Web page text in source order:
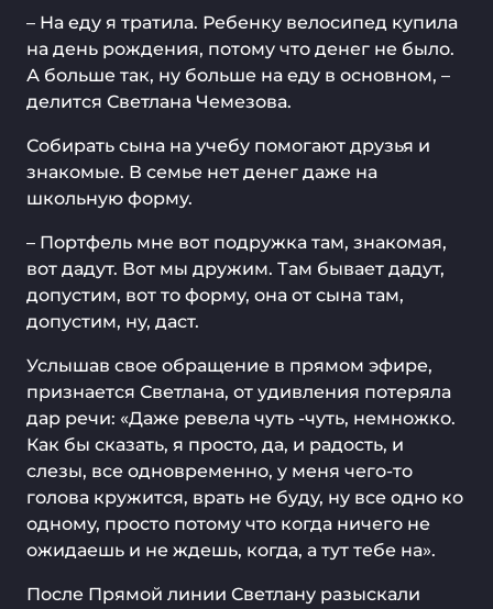
– На еду я тратила. Ребенку велосипед купила
на день рождения, потому что денег не было.
А больше так, ну больше на еду в основном, –
делится Светлана Чемезова.
Собирать сына на учебу помогают друзья и
знакомые. В семье нет денег даже на
школьную форму.
– Портфель мне вот подружка там, знакомая,
вот дадут. Вот мы дружим. Там бывает дадут,
допустим, вот то форму, она от сына там,
допустим, ну, даст.
Услышав свое обращение в прямом эфире,
признается Светлана, от удивления потеряла
дар речи: «Даже ревела чуть -чуть, немножко.
Как бы сказать, я просто, да, и радость, и
слезы, все одновременно, у меня чего-то
голова кружится, врать не буду, ну все одно ко
одному, просто потому что когда ничего не
ожидаешь и не ждешь, когда, а тут тебе на».
После Прямой линии Светлану разыскали